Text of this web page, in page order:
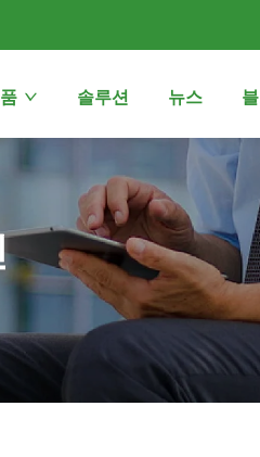
솔루션 뉴스